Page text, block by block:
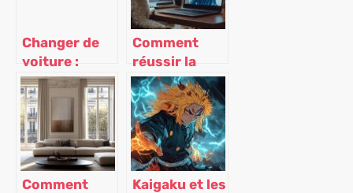
Changer de
voiture :
acheter ou
louer ?
Comment
réussir la
certification
ACACED
chien grâce à
une
formation à
distance ?
Comment Kaigaku et les